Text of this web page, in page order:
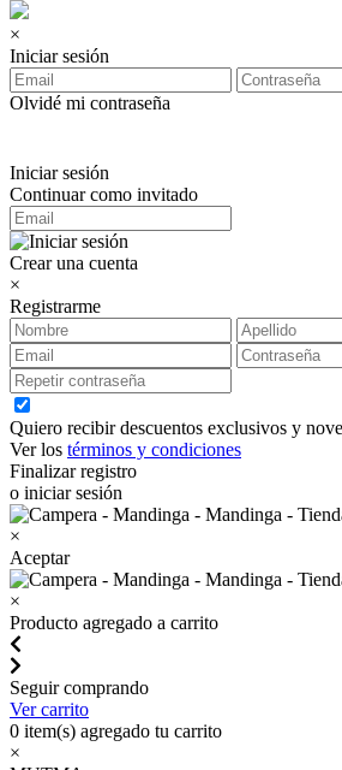
×
Iniciar sesión
Olvidé mi contraseña
Iniciar sesión
Continuar como invitado
Crear una cuenta
×
Registrarme
Quiero recibir descuentos exclusivos y
Ver los términos y condiciones
Finalizar registro
o iniciar sesión
×
Aceptar
×
Producto agregado a carrito
Seguir comprando
Ver carrito
0 item(s) agregado tu carrito
×